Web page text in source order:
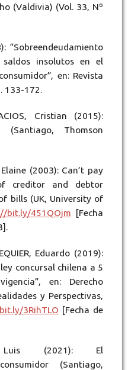
(Valdivia) (Vol. 33, Nº
“Sobreendeudamiento
insolutos en el
en: Revista
133-172.
Cristian (2015):
(Santiago, Thomson
(2003): Can’t pay
creditor and debtor
bills (UK, University of
bit.ly/451QOjm [Fecha
Eduardo (2019):
concursal chilena a 5
en: Derecho
y Perspectivas,
3RihTLO [Fecha de
Luis (2021): El
(Santiago,